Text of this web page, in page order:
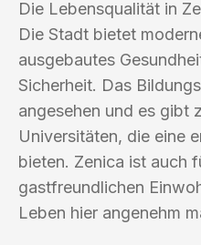
Die Lebensqualität in
Die Stadt bietet
ausgebautes
Sicherheit. Das
angesehen und es gibt
Universitäten, die eine
bieten. Zenica ist auch
gastfreundlichen
Leben hier angenehm